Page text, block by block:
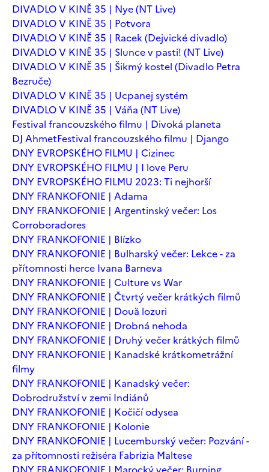
DIVADLO V KINĚ 35 | Nye (NT Live)
DIVADLO V KINĚ 35 | Potvora
DIVADLO V KINĚ 35 | Racek (Dejvické divadlo)
DIVADLO V KINĚ 35 | Slunce v pasti! (NT Live)
DIVADLO V KINĚ 35 | Šikmý kostel (Divadlo Petra
Bezruče)
DIVADLO V KINĚ 35 | Ucpanej systém
DIVADLO V KINĚ 35 | Váňa (NT Live)
Festival francouzského filmu | Divoká planeta
DJ AhmetFestival francouzského filmu | Django
DNY EVROPSKÉHO FILMU | Cizinec
DNY EVROPSKÉHO FILMU | I love Peru
DNY EVROPSKÉHO FILMU 2023: Ti nejhorší
DNY FRANKOFONIE | Adama
DNY FRANKOFONIE | Argentinský večer: Los
Corroboradores
DNY FRANKOFONIE | Blízko
DNY FRANKOFONIE | Bulharský večer: Lekce - za
přítomnosti herce Ivana Barneva
DNY FRANKOFONIE | Culture vs War
DNY FRANKOFONIE | Čtvrtý večer krátkých filmů
DNY FRANKOFONIE | Două lozuri
DNY FRANKOFONIE | Drobná nehoda
DNY FRANKOFONIE | Druhý večer krátkých filmů
DNY FRANKOFONIE | Kanadské krátkometrážní
filmy
DNY FRANKOFONIE | Kanadský večer:
Dobrodružství v zemi Indiánů
DNY FRANKOFONIE | Kočičí odysea
DNY FRANKOFONIE | Kolonie
DNY FRANKOFONIE | Lucemburský večer: Pozvání -
za přítomnosti režiséra Fabrizia Maltese